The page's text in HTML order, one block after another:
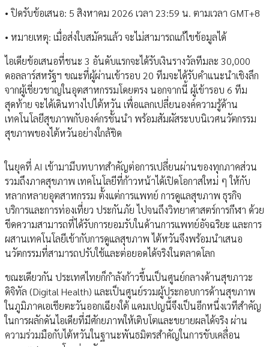
• ปิดรับข้อเสนอ: 5 สิงหาคม 2026 เวลา 23:59 น. ตามเวลา GMT+8
• หมายเหตุ: เมื่อส่งใบสมัครแล้ว จะไม่สามารถแก้ไขข้อมูลได้
ไอเดียข้อเสนอที่ชนะ 3 อันดับแรกจะได้รับเงินรางวัลทีมละ 30,000
ดอลลาร์สหรัฐฯ ขณะที่ผู้ผ่านเข้ารอบ 20 ทีมจะได้รับคำแนะนำเชิงลึก
จากผู้เชี่ยวชาญในอุตสาหกรรมโดยตรง นอกจากนี้ ผู้เข้ารอบ 6 ทีม
สุดท้าย จะได้เดินทางไปไต้หวัน เพื่อแลกเปลี่ยนองค์ความรู้ด้าน
เทคโนโลยีสุขภาพกับองค์กรชั้นนำ พร้อมสัมผัสระบบนิเวศนวัตกรรม
สุขภาพของไต้หวันอย่างใกล้ชิด
ในยุคที่ AI เข้ามามีบทบาทสำคัญต่อการเปลี่ยนผ่านของทุกภาคส่วน
รวมถึงภาคสุขภาพ เทคโนโลยีที่ก้าวหน้าได้เปิดโอกาสใหม่ ๆ ให้กับ
หลากหลายอุตสาหกรรม ตั้งแต่การแพทย์ การดูแลสุขภาพ ธุรกิจ
บริการและการท่องเที่ยว ประกันภัย ไปจนถึงวิทยาศาสตร์การกีฬา ด้วย
ขีดความสามารถที่ได้รับการยอมรับในด้านการแพทย์อัจฉริยะ และการ
ผสานเทคโนโลยีเข้ากับการดูแลสุขภาพ ไต้หวันจึงพร้อมนำเสนอ
นวัตกรรมที่สามารถปรับใช้และต่อยอดได้จริงในตลาดโลก
ขณะเดียวกัน ประเทศไทยก็กำลังก้าวขึ้นเป็นศูนย์กลางด้านสุขภาวะ
ดิจิทัล (Digital Health) และเป็นศูนย์รวมผู้ประกอบการด้านสุขภาพ
ในภูมิภาคเอเชียตะวันออกเฉียงใต้ แคมเปญนี้จึงเป็นอีกหนึ่งเวทีสำคัญ
ในการผลักดันไอเดียที่มีศักยภาพให้เติบโตและขยายผลได้จริง ผ่าน
ความร่วมมือกับไต้หวันในฐานะพันธมิตรสำคัญในการขับเคลื่อน